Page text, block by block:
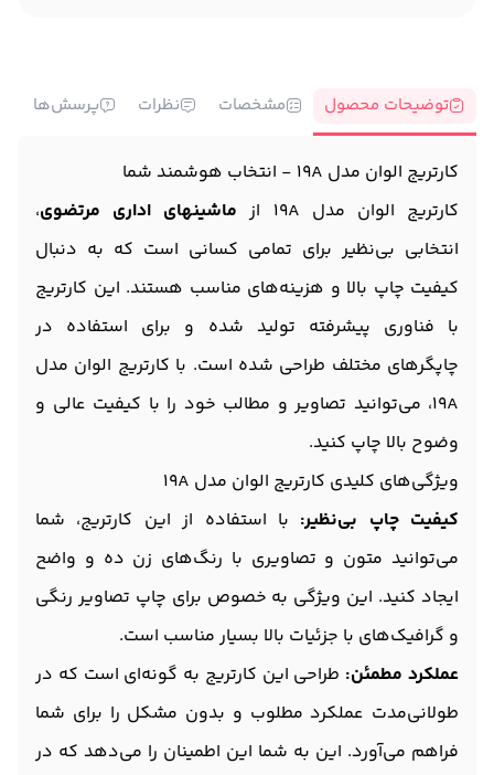
توضیحات محصول مشخصات نظرات پرسش‌ها
کارتریج الوان مدل 19A - انتخاب هوشمند شما
کارتریج الوان مدل 19A از
ماشینهای اداری مرتضوی،
انتخابی بی‌نظیر برای تمامی کسانی است که به دنبال
کیفیت چاپ بالا و هزینه‌های مناسب هستند. این کارتریج
با فناوری پیشرفته تولید شده و برای استفاده در
چاپگرهای مختلف طراحی شده است. با کارتریج الوان مدل
19A، می‌توانید تصاویر و مطالب خود را با کیفیت عالی و
وضوح بالا چاپ کنید.
ویژگی‌های کلیدی کارتریج الوان مدل 19A
کیفیت چاپ بی‌نظیر: با استفاده از این کارتریج، شما
می‌توانید متون و تصاویری با رنگ‌های زن ده و واضح
ایجاد کنید. این ویژگی به خصوص برای چاپ تصاویر رنگی
و گرافیک‌های با جزئیات بالا بسیار مناسب است.
عملکرد مطمئن: طراحی این کارتریج به گونه‌ای است که در
طولانی‌مدت عملکرد مطلوب و بدون مشکل را برای شما
فراهم می‌آورد. این به شما این اطمینان را می‌دهد که در